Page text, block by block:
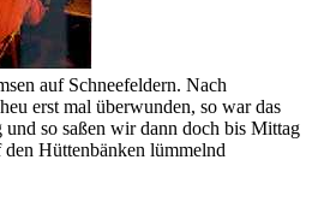
auf Schneefeldern. Nach
erst mal überwunden, so war das
so saßen wir dann doch bis Mittag
Hüttenbänken lümmelnd